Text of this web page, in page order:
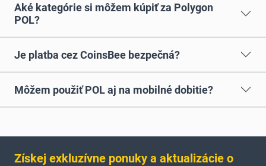
Aké kategórie si môžem kúpiť za Polygon
POL?
Je platba cez CoinsBee bezpečná?
Môžem použiť POL aj na mobilné dobitie?
Získej exkluzívne ponuky a aktualizácie o